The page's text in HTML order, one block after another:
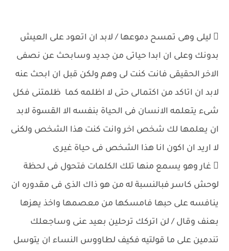
 ليلى وهى تمسح دموعها / لابد ان اتعود على العيش
بدونك وعلى ان ابدا حياتى من جديد وسابحث عن نصفى
الاخر الحقيقى فانت كنت لى وهم ولكن قبل ان ابحث عنه
لابد ان اتاكد من اكتمالى حتى لا اظلمه كما ظلمتنى فكل
شىء يتعلمه الانسان فى الحياة بنفسه الا القسوة لابد
ان يعلمها لك شخص اخر وانت كنت هذا الشخص ولكنى
لا اريد ان اكون انا هذا الشخص فى حياة غيرى
 غار وهو يسمع منها تلك الكلمات فتحول فى لحظة
لوحش كاسر فبالنسبة له من هو ذاك الذى فى مقدوره ان
ينافسه على حبها فامسكها من معصمها واخذ يهزها
بعنف وقال / لن اتركك ترحلين بعيد عنى وساجعلك
تندمين على ما قولتيه فكيف لطاووس النساء ان يتوسل